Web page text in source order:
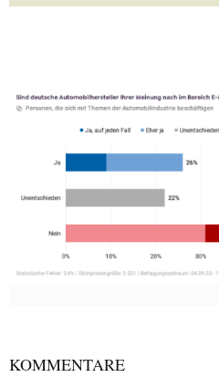
KOMMENTARE